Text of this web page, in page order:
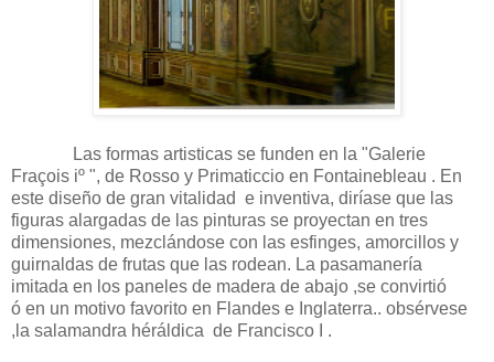
Las formas artisticas se funden en la "Galerie
Fraçois iº ", de Rosso y Primaticcio en Fontainebleau . En
este diseño de gran vitalidad e inventiva, diríase que las
figuras alargadas de las pinturas se proyectan en tres
dimensiones, mezclándose con las esfinges, amorcillos y
guirnaldas de frutas que las rodean. La pasamanería
imitada en los paneles de madera de abajo ,se convirtió
ó en un motivo favorito en Flandes e Inglaterra.. obsérvese
,la salamandra héráldica de Francisco I .